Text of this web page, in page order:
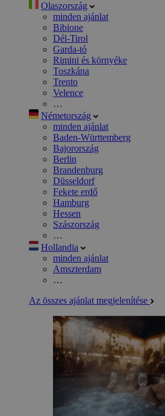
Olaszország
minden ajánlat
Bibione
Dél-Tirol
Garda-tó
Rimini és környéke
Toszkána
Trento
Velence
…
Németország
minden ajánlat
Baden-Württemberg
Bajorország
Berlin
Brandenburg
Düsseldorf
Fekete erdő
Hamburg
Hessen
Szászország
…
Hollandia
minden ajánlat
Amszterdam
…
Az összes ajánlat megjelenítése